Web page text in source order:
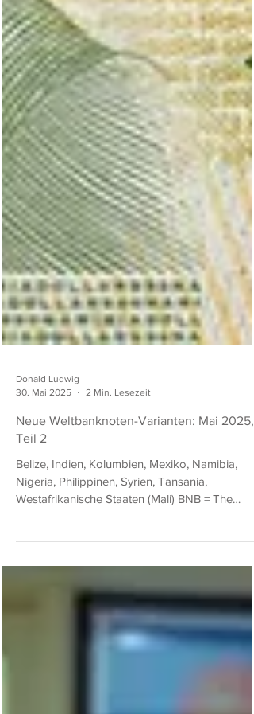
30. Mai 2025
2 Min. Lesezeit
Teil 2
Belize, Indien, Kolumbien, Mexiko, Namibia,
Nigeria, Philippinen, Syrien, Tansania,
Banknote Book (von Owen W. Linzmayer)
01.12.2022 BNB B325i: wie BNB B325h
67), aber mit neuen Unterschriften (?/?/Sanchez)
und neuem Datum (1st. DECEMBER 2022).
Indien 100 Rupees von 2025 BNB B301h: wie